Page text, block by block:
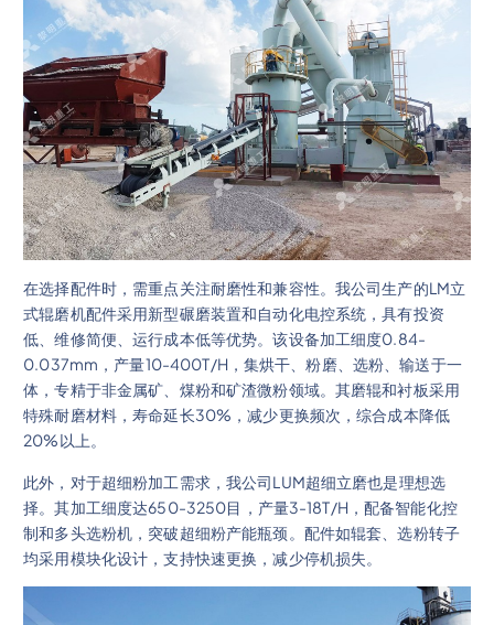
在选择配件时，需重点关注耐磨性和兼容性。我公司生产的LM立
式辊磨机配件采用新型碾磨装置和自动化电控系统，具有投资
低、维修简便、运行成本低等优势。该设备加工细度0.84-
0.037mm，产量10-400T/H，集烘干、粉磨、选粉、输送于一
体，专精于非金属矿、煤粉和矿渣微粉领域。其磨辊和衬板采用
特殊耐磨材料，寿命延长30%，减少更换频次，综合成本降低
20%以上。
此外，对于超细粉加工需求，我公司LUM超细立磨也是理想选
择。其加工细度达650-3250目，产量3-18T/H，配备智能化控
制和多头选粉机，突破超细粉产能瓶颈。配件如辊套、选粉转子
均采用模块化设计，支持快速更换，减少停机损失。